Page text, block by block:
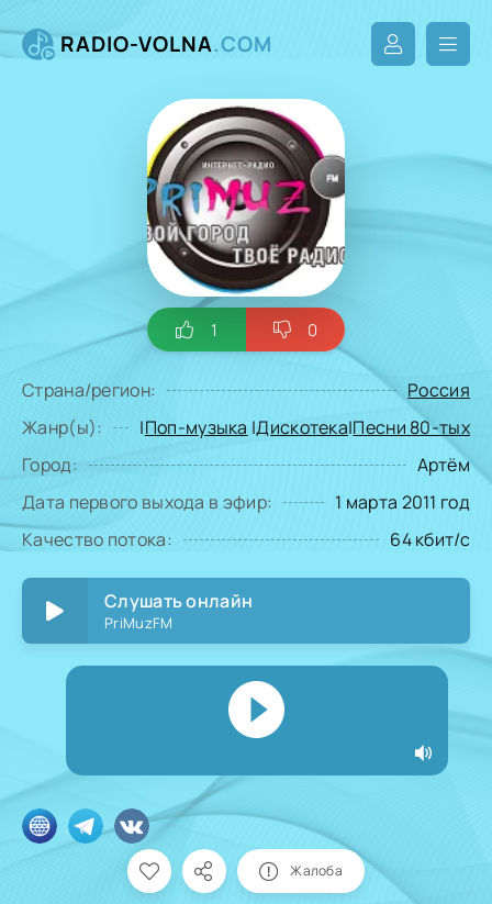
RADIO-VOLNA.COM
1 0
Страна/регион:
Россия
Жанр(ы):
|Поп-музыка |Дискотека|Песни 80-тых
Город:
Артём
Дата первого выхода в эфир:
1 марта 2011 год
Качество потока:
64 кбит/с
Слушать онлайн
PriMuzFM
Жалоба